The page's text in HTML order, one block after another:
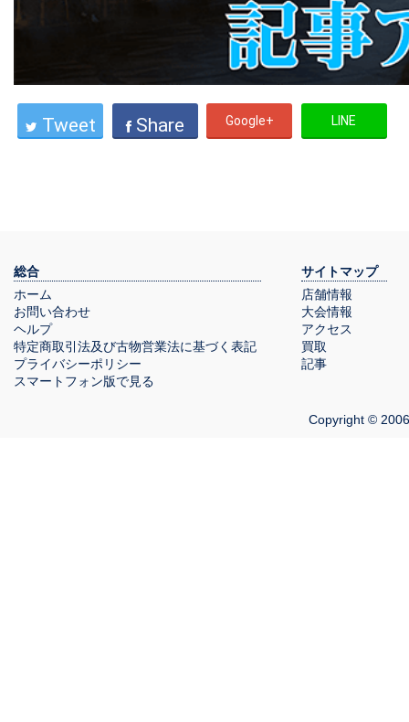
Tweet Share Google+ LINE
総合
ホーム
お問い合わせ
ヘルプ
特定商取引法及び古物営業法に基づく表記
プライバシーポリシー
スマートフォン版で見る
サイトマップ
店舗情報
大会情報
アクセス
買取
記事
Copyright ©